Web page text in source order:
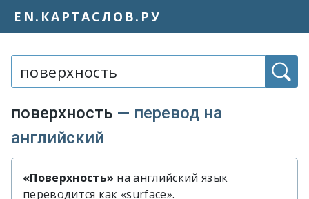
EN.КАРТАСЛОВ.РУ
поверхность — перевод на
английский
Быстрый перевод слова
«Поверхность» на английский язык
переводится как «surface».